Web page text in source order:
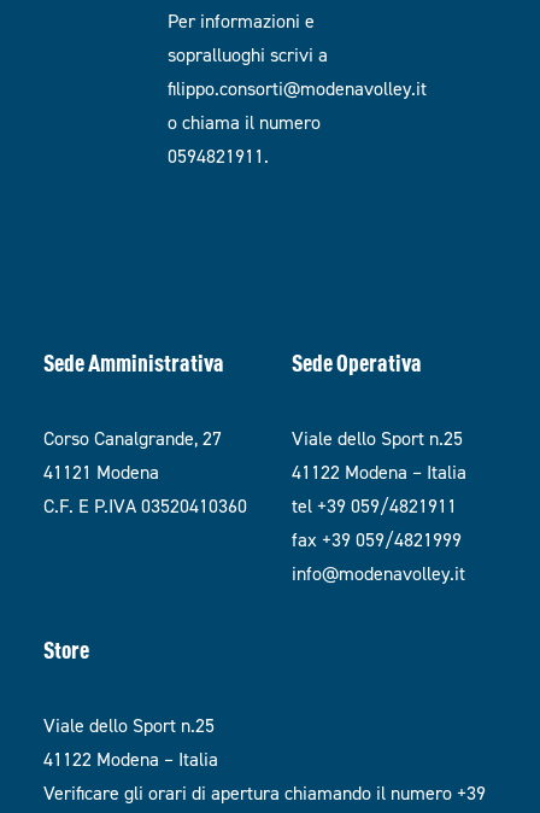
Per informazioni e
sopralluoghi scrivi a
filippo.consorti@modenavolley.it
o chiama il numero
0594821911.
Sede Amministrativa
Corso Canalgrande, 27
41121 Modena
C.F. E P.IVA 03520410360
Sede Operativa
Viale dello Sport n.25
41122 Modena – Italia
tel +39 059/4821911
fax +39 059/4821999
info@modenavolley.it
Store
Viale dello Sport n.25
41122 Modena – Italia
Verificare gli orari di apertura chiamando il numero +39